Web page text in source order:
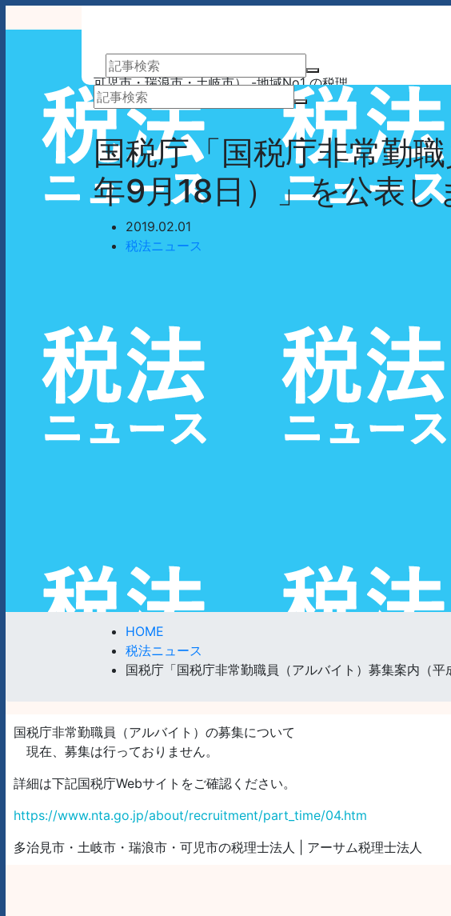
アーサム税理士法人 AWESOME（多治見市・
可児市・瑞浪市・土岐市） -地域No1 の税理
士法人 アーサム税理士法人 – 会計・税務はも
ちろんのこと、会計専門家を必要とするあら
ゆるシーンで お客様のビジネスを総合的にサ
ポートいたします。 戦略的財務のプロフェッ
ショナル集団
業務案内 事務所案内 経営理念
国税庁「国税庁非常勤
年9月18日）」を公表し
2019.02.01
税法ニュース
HOME
税法ニュース
国税庁「国税庁非常勤職員（アルバイト）募集案内（平
国税庁非常勤職員（アルバイト）の募集について
現在、募集は行っておりません。
詳細は下記国税庁Webサイトをご確認ください。
https://www.nta.go.jp/about/recruitment/part_time/04.htm
多治見市・土岐市・瑞浪市・可児市の税理士法人 | アーサム税理士法人